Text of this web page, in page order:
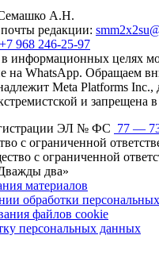
А.Н.
редакции:
+7 968 246-25-97
в информационных целях
на WhatsApp. Обращаем
Meta Platforms Inc.,
и запрещена
ЭЛ № ФС 77 —
с ограниченной
с ограниченной
два»
материалов
обработки
файлов cookie
персональных данных